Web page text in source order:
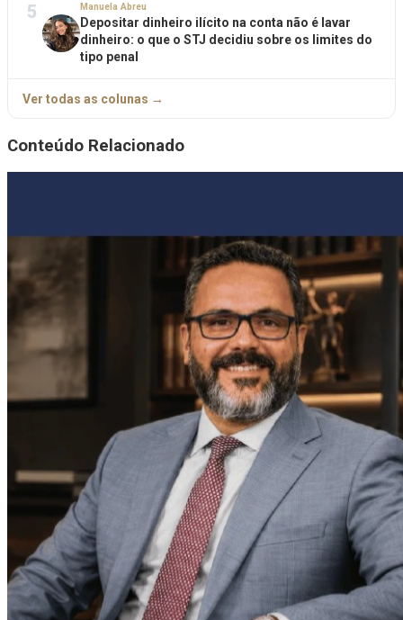
5 Manuela Abreu
Depositar dinheiro ilícito na conta não é lavar
dinheiro: o que o STJ decidiu sobre os limites do
tipo penal
Ver todas as colunas →
Conteúdo Relacionado